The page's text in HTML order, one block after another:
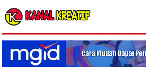
Blog Kanal Kreatif